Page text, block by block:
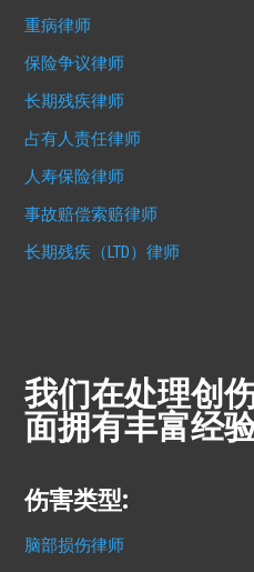
重病律师
保险争议律师
长期残疾律师
占有人责任律师
人寿保险律师
事故赔偿索赔律师
长期残疾（LTD）律师
我们在处理创
面拥有丰富经
伤害类型:
脑部损伤律师